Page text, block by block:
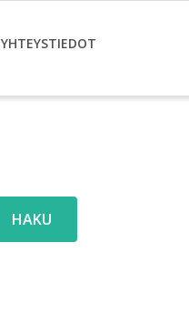
YHTEYSTIEDOT
HAKU